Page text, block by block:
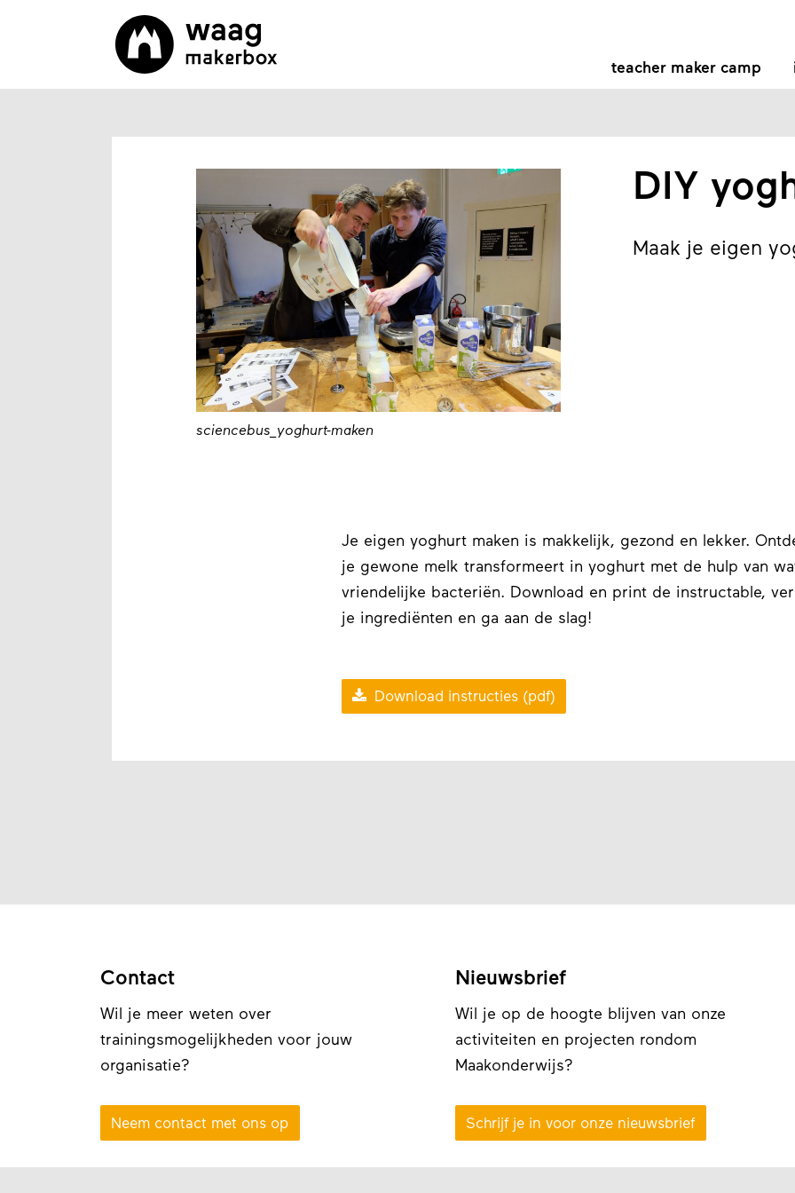
teacher maker camp
sciencebus_yoghurt-maken
DIY
Maak je eigen
Je eigen yoghurt maken is makkelijk, gezond en lekker.
je gewone melk transformeert in yoghurt met de hulp van
vriendelijke bacteriën. Download en print de instructable,
je ingrediënten en ga aan de slag!
 Download instructies (pdf)
Contact
Wil je meer weten over
trainingsmogelijkheden voor jouw
organisatie?
Neem contact met ons op
Nieuwsbrief
Wil je op de hoogte blijven van onze
activiteiten en projecten rondom
Maakonderwijs?
Schrijf je in voor onze nieuwsbrief